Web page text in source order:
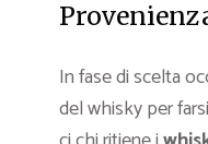
In fase di scelta
del whisky per